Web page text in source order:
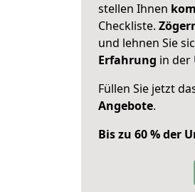
stellen Ihnen
Checkliste.
und lehnen Sie
Erfahrung in der
Füllen Sie jetzt
Angebote.
Bis zu 60 % der